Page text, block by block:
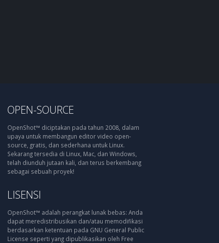
OPEN-SOURCE
OpenShot™ diciptakan pada tahun 2008, dalam
upaya untuk membangun editor video open-
source, gratis, dan sederhana untuk Linux.
Sekarang tersedia di Linux, Mac, dan Windows,
telah diunduh jutaan kali, dan terus berkembang
sebagai sebuah proyek!
LISENSI
OpenShot™ adalah perangkat lunak bebas: Anda
dapat meredistribusikan dan/atau memodifikasi
berdasarkan ketentuan pada GNU General Public
License seperti yang dipublikasikan oleh Free